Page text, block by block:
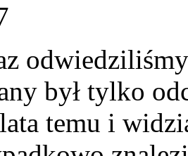
był tylko
temu i